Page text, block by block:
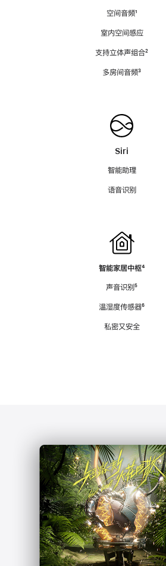
空间音频脚
¹
室内空间感应
支持立体声组合脚
²
多房间音频脚
³
Siri
智能助理
语音识别
智能家居中枢脚
⁴
声音识别脚
⁵
温湿度传感器脚
⁶
私密又安全